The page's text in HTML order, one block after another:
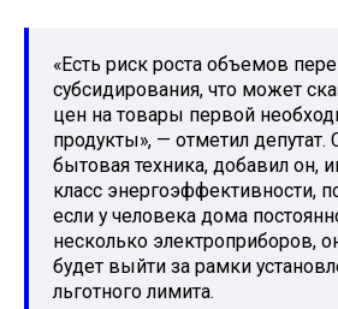
«Есть риск роста объемов
субсидирования, что может
цен на товары первой
продукты», — отметил
бытовая техника, добавил он,
класс энергоэффективности,
если у человека дома
несколько электроприборов,
будет выйти за рамки
льготного лимита.